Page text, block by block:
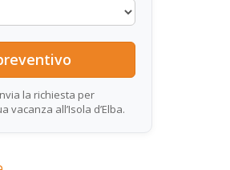
la richiesta per
all’Isola d’Elba.